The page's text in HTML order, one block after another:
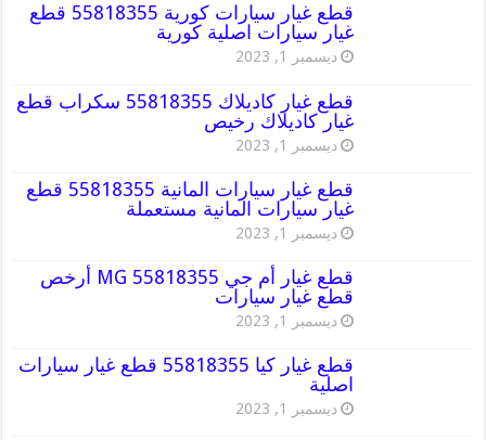
قطع غيار سيارات كورية 55818355 قطع
غيار سيارات اصلية كورية
ديسمبر 1, 2023
قطع غيار كاديلاك 55818355 سكراب قطع
غيار كاديلاك رخيص
ديسمبر 1, 2023
قطع غيار سيارات المانية 55818355 قطع
غيار سيارات المانية مستعملة
ديسمبر 1, 2023
قطع غيار أم جي MG 55818355 أرخص
قطع غيار سيارات
ديسمبر 1, 2023
قطع غيار كيا 55818355 قطع غيار سيارات
اصلية
ديسمبر 1, 2023